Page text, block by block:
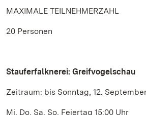
MAXIMALE TEILNEHMERZAHL
20 Personen
Stauferfalknerei: Greifvogelschau
Zeitraum: bis Sonntag, 12.
Mi, Do, Sa, So, Feiertag 15:00 Uhr